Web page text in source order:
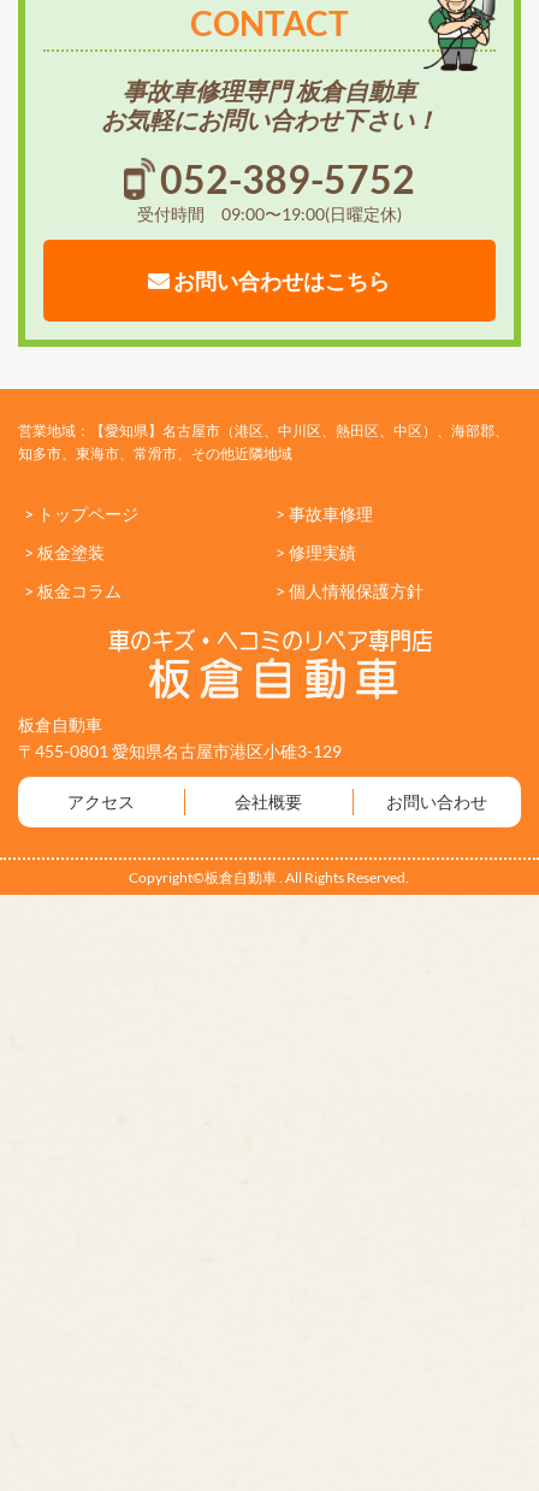
CONTACT
事故車修理専門 板倉自動車
お気軽にお問い合わせ下さい！
052-389-5752
受付時間 09:00〜19:00(日曜定休)
お問い合わせはこちら
営業地域：【愛知県】名古屋市（港区、中川区、熱田区、中区）、海部郡、
知多市、東海市、常滑市、その他近隣地域
> トップページ
> 事故車修理
> 板金塗装
> 修理実績
> 板金コラム
> 個人情報保護方針
板倉自動車
〒455-0801 愛知県名古屋市港区小碓3-129
アクセス 会社概要 お問い合わせ
Copyright©板倉自動車 . All Rights Reserved.